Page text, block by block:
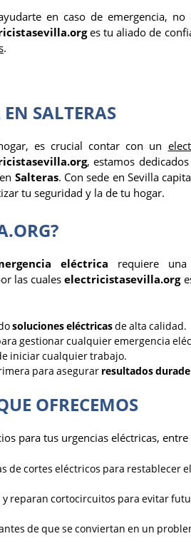
en caso de emergencia, no
es tu aliado de
.
SALTERAS
es crucial contar con un
, estamos
Salteras. Con sede en Sevilla
tu seguridad y la de tu hogar.
eléctrica requiere una
las cualeselectricistasevilla.org
soluciones eléctricasde alta calidad.
gestionar cualquier emergencia
iniciar cualquier trabajo.
para asegurar resultados
OFRECEMOS
para tus urgencias eléctricas, entre
de cortes eléctricos para restablecer el
reparan cortocircuitos para evitar
de que se conviertan en un